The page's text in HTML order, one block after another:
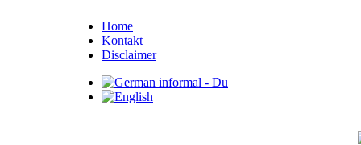
Home
Kontakt
Disclaimer